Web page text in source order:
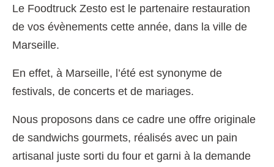
Le Foodtruck Zesto est le partenaire restauration
de vos évènements cette année, dans la ville de
Marseille.
En effet, à Marseille, l’été est synonyme de
festivals, de concerts et de mariages.
Nous proposons dans ce cadre une offre originale
de sandwichs gourmets, réalisés avec un pain
artisanal juste sorti du four et garni à la demande